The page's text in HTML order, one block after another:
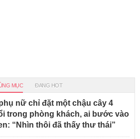
MỤC ĐANG HOT
nữ chỉ đặt một chậu cây 4
trong phòng khách, ai bước vào
“Nhìn thôi đã thấy thư thái”